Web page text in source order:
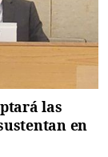
las
en